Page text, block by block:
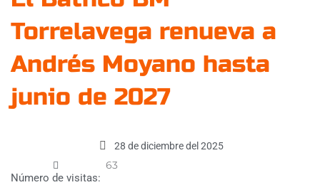
Torrelavega renueva a
Andrés Moyano hasta
junio de 2027
28 de diciembre del 2025
Número de visitas:
63